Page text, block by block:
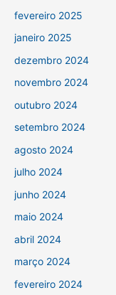
fevereiro 2025
janeiro 2025
dezembro 2024
novembro 2024
outubro 2024
setembro 2024
agosto 2024
julho 2024
junho 2024
maio 2024
abril 2024
março 2024
fevereiro 2024